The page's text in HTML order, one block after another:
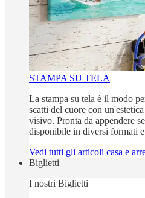
STAMPA SU TELA
La stampa su tela è il modo
scatti del cuore con
visivo. Pronta da appendere
disponibile in diversi formati e
Vedi tutti gli articoli casa e
Biglietti
I nostri Biglietti